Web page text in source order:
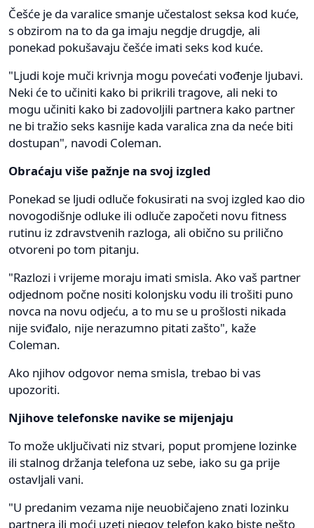
Češće je da varalice smanje učestalost seksa kod kuće,
s obzirom na to da ga imaju negdje drugdje, ali
ponekad pokušavaju češće imati seks kod kuće.
"Ljudi koje muči krivnja mogu povećati vođenje ljubavi.
Neki će to učiniti kako bi prikrili tragove, ali neki to
mogu učiniti kako bi zadovoljili partnera kako partner
ne bi tražio seks kasnije kada varalica zna da neće biti
dostupan", navodi Coleman.
Obraćaju više pažnje na svoj izgled
Ponekad se ljudi odluče fokusirati na svoj izgled kao dio
novogodišnje odluke ili odluče započeti novu fitness
rutinu iz zdravstvenih razloga, ali obično su prilično
otvoreni po tom pitanju.
"Razlozi i vrijeme moraju imati smisla. Ako vaš partner
odjednom počne nositi kolonjsku vodu ili trošiti puno
novca na novu odjeću, a to mu se u prošlosti nikada
nije sviđalo, nije nerazumno pitati zašto", kaže
Coleman.
Ako njihov odgovor nema smisla, trebao bi vas
upozoriti.
Njihove telefonske navike se mijenjaju
To može uključivati ​​niz stvari, poput promjene lozinke
ili stalnog držanja telefona uz sebe, iako su ga prije
ostavljali vani.
"U predanim vezama nije neuobičajeno znati lozinku
partnera ili moći uzeti njegov telefon kako biste nešto